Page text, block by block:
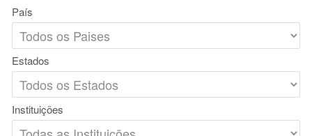
País
Estados
Instituições